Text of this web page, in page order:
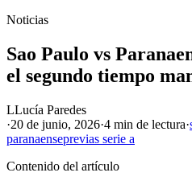
Noticias
Sao Paulo vs
el segundo tiempo
LLucía Paredes
·20 de junio, 2026·4 min de lectura·
paranaenseprevias serie a
Contenido del artículo